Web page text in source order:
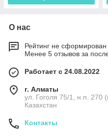
О нас
Рейтинг не сформирован
Менее 5 отзывов за
Работает с 24.08.2022
г. Алматы
ул. Гоголя 75/1, н.п. 270
Казахстан
Контакты